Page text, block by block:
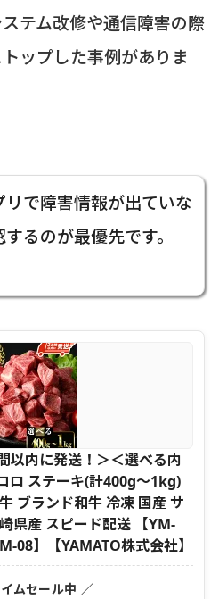
テム改修や通信障害の際
ップした事例がありま
リで障害情報が出ていな
るのが最優先です。
以内に発送！＞＜選べる内
ロ ステーキ(計400g～1kg)
ブランド和牛 冷凍 国産 サ
県産 スピード配送 【YM-
08】【YAMATO株式会社】
ムセール中 ／